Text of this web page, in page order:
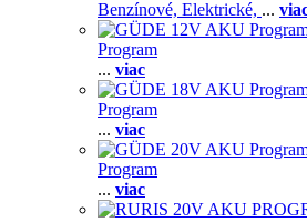
Benzínové, Elektrické, ...
Program
... viac
Program
... viac
Program
... viac